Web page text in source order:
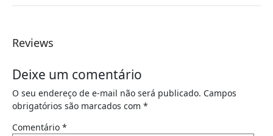
Reviews
Deixe um comentário
O seu endereço de e-mail não será publicado. Campos
obrigatórios são marcados com *
Comentário *